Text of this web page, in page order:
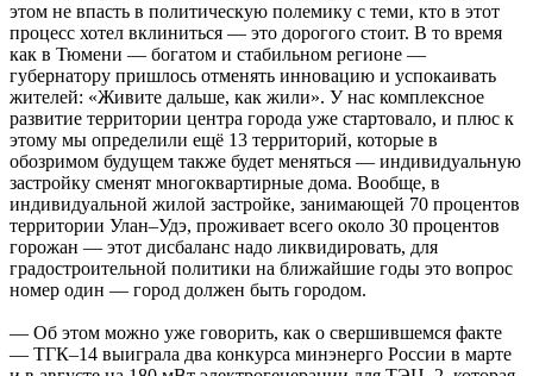
этом не впасть в политическую полемику с теми, кто в этот
процесс хотел вклиниться — это дорогого стоит. В то время
как в Тюмени — богатом и стабильном регионе —
губернатору пришлось отменять инновацию и успокаивать
жителей: «Живите дальше, как жили». У нас комплексное
развитие территории центра города уже стартовало, и плюс к
этому мы определили ещё 13 территорий, которые в
обозримом будущем также будет меняться — индивидуальную
застройку сменят многоквартирные дома. Вообще, в
индивидуальной жилой застройке, занимающей 70 процентов
территории Улан–Удэ, проживает всего около 30 процентов
горожан — этот дисбаланс надо ликвидировать, для
градостроительной политики на ближайшие годы это вопрос
номер один — город должен быть городом.
— Об этом можно уже говорить, как о свершившемся факте
— ТГК–14 выиграла два конкурса минэнерго России в марте